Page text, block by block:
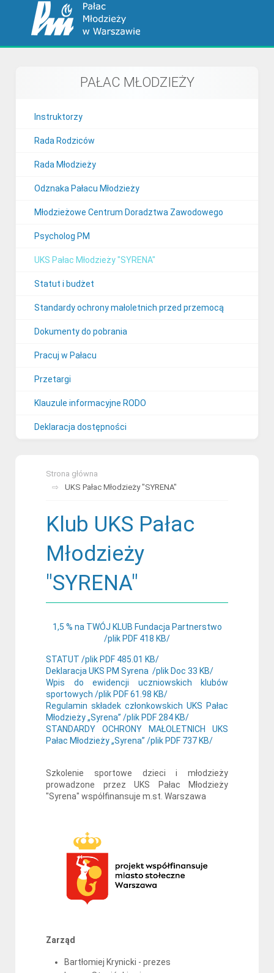
Strona główna
UKS Pałac Młodzieży "SYRENA"
Klub UKS Pałac
Młodzieży
"SYRENA"
1,5 % na TWÓJ KLUB Fundacja Partnerstwo
/plik PDF 418 KB/
STATUT /plik PDF 485.01 KB/
Deklaracja UKS PM Syrena /plik Doc 33 KB/
Wpis do ewidencji uczniowskich klubów
sportowych /plik PDF 61.98 KB/
Regulamin składek członkowskich UKS Pałac
Młodzieży „Syrena” /plik PDF 284 KB/
STANDARDY OCHRONY MAŁOLETNICH UKS
Pałac Młodzieży „Syrena” /plik PDF 737 KB/
Szkolenie sportowe dzieci i młodzieży
prowadzone przez UKS Pałac Młodzieży
"Syrena" współfinansuje m.st. Warszawa
Zarząd
Bartłomiej Krynicki - prezes
PAŁAC MŁODZIEŻY
Instruktorzy
Rada Rodziców
Rada Młodzieży
Odznaka Pałacu Młodzieży
Młodzieżowe Centrum Doradztwa Zawodowego
Psycholog PM
UKS Pałac Młodzieży "SYRENA"
Statut i budżet
Standardy ochrony małoletnich przed przemocą
Dokumenty do pobrania
Pracuj w Pałacu
Przetargi
Klauzule informacyjne RODO
Deklaracja dostępności